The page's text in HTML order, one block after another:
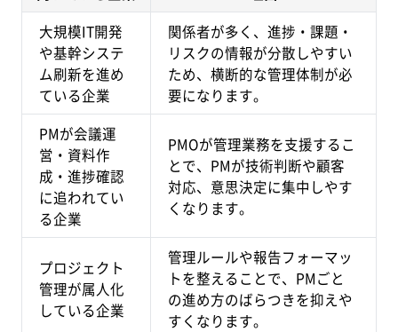
大規模IT開発
や基幹システ
ム刷新を進め
ている企業
関係者が多く、進捗・課題・
リスクの情報が分散しやすい
ため、横断的な管理体制が必
要になります。
PMが会議運
営・資料作
成・進捗確認
に追われてい
る企業
PMOが管理業務を支援するこ
とで、PMが技術判断や顧客
対応、意思決定に集中しやす
くなります。
プロジェクト
管理が属人化
している企業
管理ルールや報告フォーマッ
トを整えることで、PMごと
の進め方のばらつきを抑えや
すくなります。